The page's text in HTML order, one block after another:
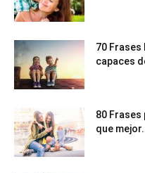
70 Frases
capaces
80 Frases
que